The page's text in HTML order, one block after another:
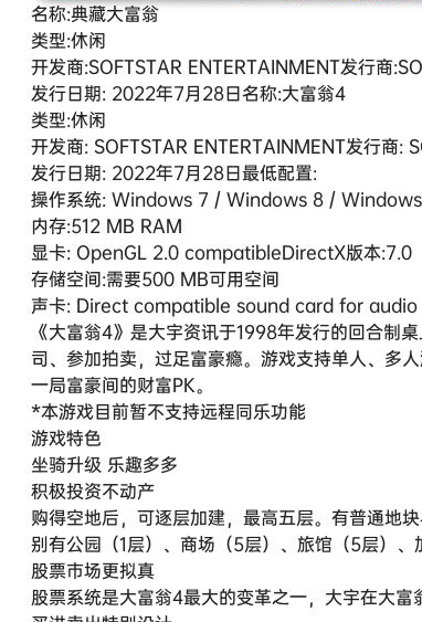
名称:典藏大富翁
类型:休闲
开发商:SOFTSTAR ENTERTAINMENT发行商
发行日期: 2022年7月28日名称:大富翁4
类型:休闲
开发商: SOFTSTAR ENTERTAINMENT发行商:
发行日期: 2022年7月28日最低配置:
操作系统: Windows 7 / Windows 8 /
内存:512 MB RAM
显卡: OpenGL 2.0 compatibleDirectX版本:7.0
存储空间:需要500 MB可用空间
声卡: Direct compatible sound card for audio
《大富翁4》是大宇资讯于1998年发行的回合制
司、参加拍卖，过足富豪瘾。游戏支持单人、多
一局富豪间的财富PK。
*本游戏目前暂不支持远程同乐功能
游戏特色
坐骑升级 乐趣多多
积极投资不动产
购得空地后，可逐层加建，最高五层。有普通地
别有公园（1层）、商场（5层）、旅馆（5层）、
股票市场更拟真
股票系统是大富翁4最大的变革之一，大宇在大